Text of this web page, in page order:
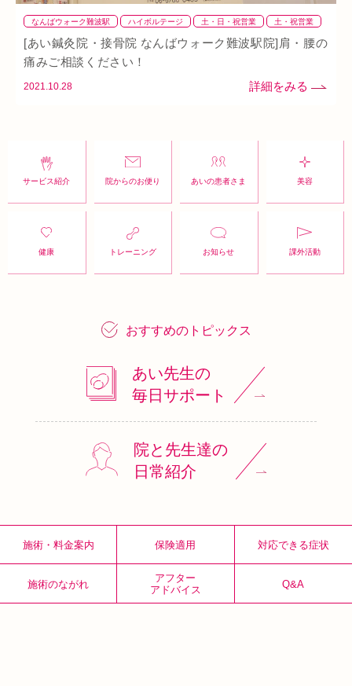
なんばウォーク難波駅 ハイボルテージ 土・日・祝営業
土・祝営業
姿勢不良 整体 肩 背骨矯正
血流改善
鍼灸 首 骨盤矯正
[あい鍼灸院・接骨院 なんばウォーク難波駅院]肩・腰の
痛みご相談ください！
2021.10.28
サービス紹介 院からのお便り あいの患者さま 美容
健康 トレーニング お知らせ 課外活動
おすすめのトピックス
あい先生の
毎日サポート
院と先生達の
日常紹介
施術・料金案内 保険適用 対応できる症状
施術のながれ アフター
アドバイス Q&A